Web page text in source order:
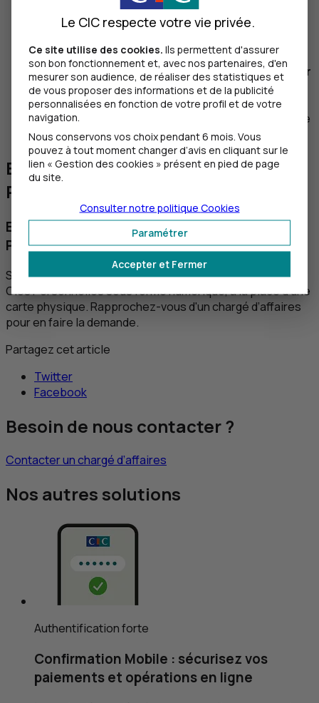
Safetrans
Safetrans est complémentaire à Confirmation
Mobile. Safetrans vous permet de vousauthentifier
à l'aide d'un lecteur de carte à puce, à brancher
sur l'ordinateur. Safetrans est adapté à un usage
intensif, lorsqu'il s'agit de sécuriser un grand nombre
d'opérations effectuées sur ordinateur.
En savoir plus sur la Carte de Clés
Personnelles
Est-il possible de recevoir une Carte de Clés
Personnelles si je suis déficient visuel ?
Si vous le souhaitez, vous pouvez obtenir une Carte de
Clés Personnelles sous forme numérique, à la place d’une
carte physique. Rapprochez-vous d'un chargé d’affaires
pour en faire la demande.
Partagez cet article
Twitter
Facebook
Besoin de nous contacter ?
Contacter un chargé d’affaires
Nos autres solutions
Authentification forte
Confirmation Mobile : sécurisez vos
paiements et opérations en ligne
Le CIC respecte votre vie privée.
Ce site utilise des cookies. Ils permettent d'assurer
son bon fonctionnement et, avec nos partenaires, d'en
mesurer son audience, de réaliser des statistiques et
de vous proposer des informations et de la publicité
personnalisées en fonction de votre profil et de votre
navigation.
Nous conservons vos choix pendant 6 mois. Vous
pouvez à tout moment changer d’avis en cliquant sur le
lien « Gestion des cookies » présent en pied de page
du site.
Accepter et Fermer
Paramétrer
Consulter notre politique Cookies